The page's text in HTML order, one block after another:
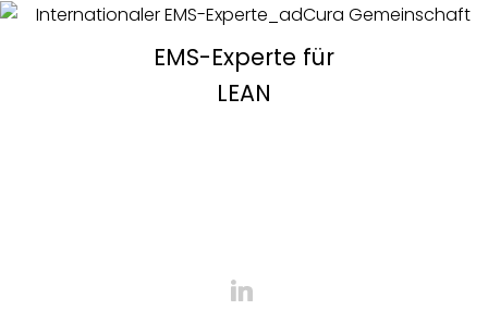
EMS-Experte für
LEAN